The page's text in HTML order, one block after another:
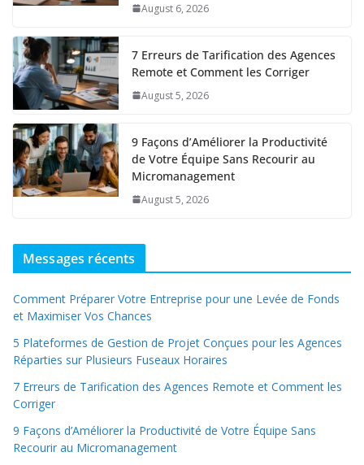
August 6, 2026
7 Erreurs de Tarification des Agences
Remote et Comment les Corriger
August 5, 2026
9 Façons d’Améliorer la Productivité
de Votre Équipe Sans Recourir au
Micromanagement
August 5, 2026
Messages récents
Comment Préparer Votre Entreprise pour une Levée de Fonds
et Maximiser Vos Chances
5 Plateformes de Gestion de Projet Conçues pour les Agences
Réparties sur Plusieurs Fuseaux Horaires
7 Erreurs de Tarification des Agences Remote et Comment les
Corriger
9 Façons d’Améliorer la Productivité de Votre Équipe Sans
Recourir au Micromanagement